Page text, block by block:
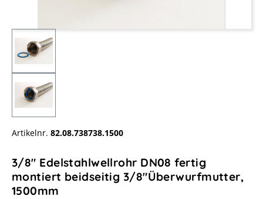
Artikelnr. 82.08.738738.1500
3/8" Edelstahlwellrohr DN08 fertig
montiert beidseitig 3/8"Überwurfmutter,
1500mm